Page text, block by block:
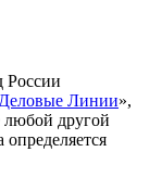
России
Деловые Линии»,
любой другой